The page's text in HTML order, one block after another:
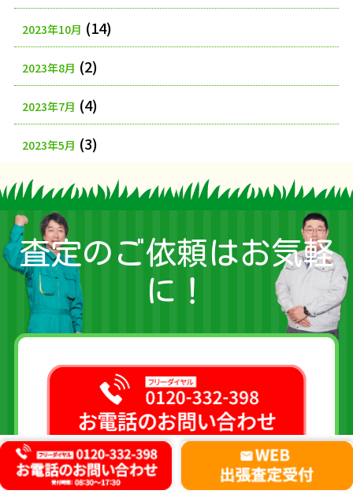
2023年10月 (14)
2023年8月 (2)
2023年7月 (4)
2023年5月 (3)
査定のご依頼はお気軽
に！